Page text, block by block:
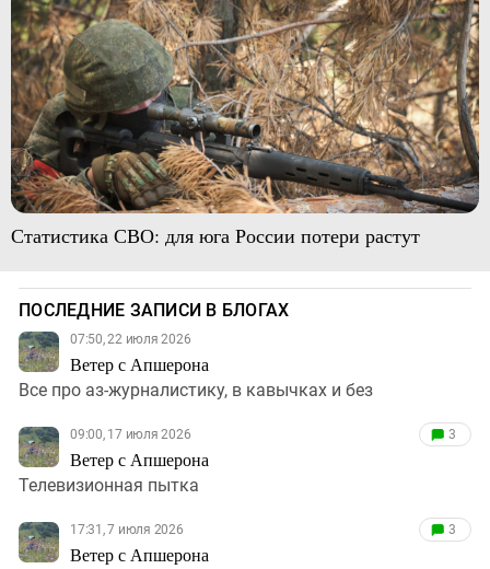
Статистика СВО: для юга России потери растут
ПОСЛЕДНИЕ ЗАПИСИ В БЛОГАХ
07:50, 22 июля 2026
Ветер с Апшерона
Все про аз-журналистику, в кавычках и без
09:00, 17 июля 2026
Ветер с Апшерона
3
Телевизионная пытка
17:31, 7 июля 2026
Ветер с Апшерона
3